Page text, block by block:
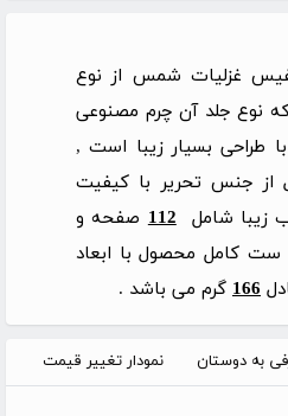
غزلیات شمس از نوع
نوع جلد آن چرم مصنوعی
با طراحی بسیار زیبا است ,
از جنس تحریر با کیفیت
زیبا شامل112صفحه و
کامل محصول با ابعاد
166 گرم می باشد .
به دوستان نمودار تغییر قیمت